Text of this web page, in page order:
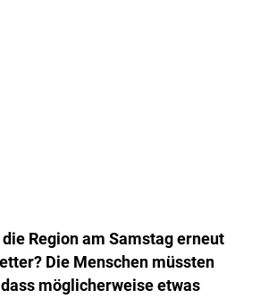
Region am Samstag erneut
Die Menschen müssten
möglicherweise etwas